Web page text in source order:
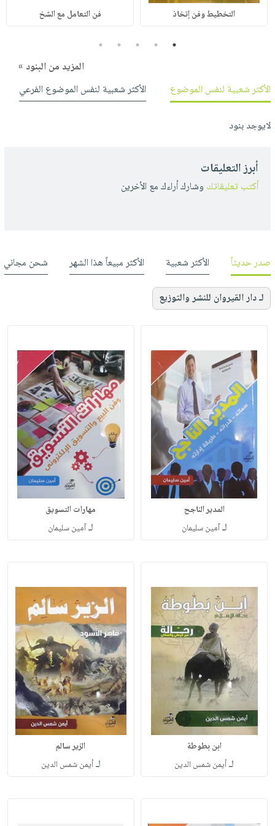
التخطيط وفن إتخاذ فن التعامل مع الشخ
1
2
3
4
5
المزيد من البنود »
الأكثر شعبية لنفس الموضوع
الأكثر شعبية لنفس الموضوع الفرعي
لايوجد بنود
أبرز التعليقات
أكتب تعليقاتك وشارك أراءك مع الأخرين
صدر حديثاً الأكثر شعبية الأكثر مبيعاً هذا الشهر شحن مجاني
لـ دار القيروان للنشر والتوزيع
المدير الناجح
لـآمين سليمان
مهارات التسويق
لـآمين سليمان
ابن بطوطة
لـأيمن شمس الدين
الزير سالم
لـأيمن شمس الدين